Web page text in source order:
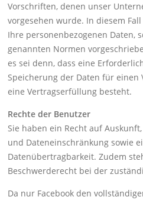
Vorschriften, denen unser
vorgesehen wurde. In diesem
Ihre personenbezogenen Daten,
genannten Normen
es sei denn, dass eine
Speicherung der Daten für einen
eine Vertragserfüllung besteht.
Rechte der Benutzer
Sie haben ein Recht auf
und Dateneinschränkung sowie
Datenübertragbarkeit. Zudem
Beschwerderecht bei der
Da nur Facebook den